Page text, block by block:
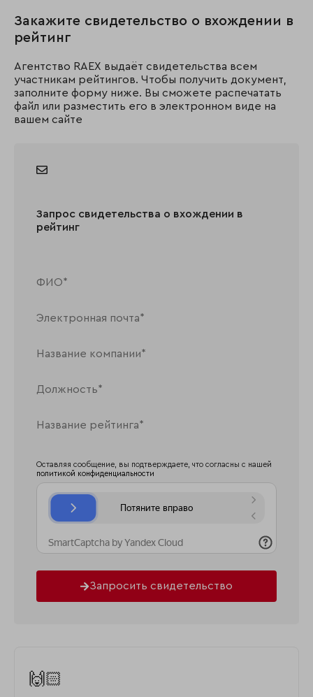
Закажите свидетельство о вхождении в
рейтинг
Агентство RAEX выдаёт свидетельства всем
участникам рейтингов. Чтобы получить документ,
заполните форму ниже. Вы сможете распечатать
файл или разместить его в электронном виде на
вашем сайте
Запрос свидетельства о вхождении в
рейтинг
Оставляя сообщение, вы подтверждаете, что согласны с нашей
политикой конфиденциальности
Запросить свидетельство
🙌🏻